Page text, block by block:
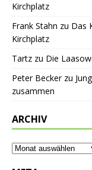
Kirchplatz
Frank Stahn zu Das
Kirchplatz
Tartz zu Die
Peter Beckerzu
zusammen
ARCHIV